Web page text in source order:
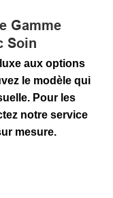
Gamme
Soin
aux options
le modèle qui
Pour les
notre service
mesure.